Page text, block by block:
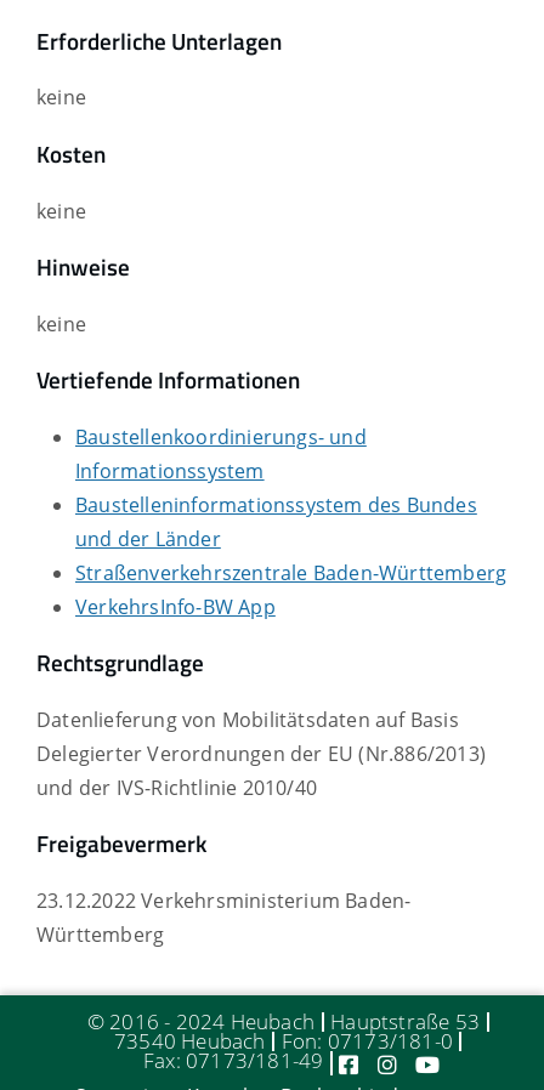
Erforderliche Unterlagen
keine
Kosten
keine
Hinweise
keine
Vertiefende Informationen
Baustellenkoordinierungs- und
Informationssystem
Baustelleninformationssystem des Bundes
und der Länder
Straßenverkehrszentrale Baden-Württemberg
VerkehrsInfo-BW App
Rechtsgrundlage
Datenlieferung von Mobilitätsdaten auf Basis
Delegierter Verordnungen der EU (Nr.886/2013)
und der IVS-Richtlinie 2010/40
Freigabevermerk
23.12.2022 Verkehrsministerium Baden-
Württemberg
© 2016 - 2024 Heubach Hauptstraße 53
73540 Heubach Fon: 07173/181-0
Fax: 07173/181-49